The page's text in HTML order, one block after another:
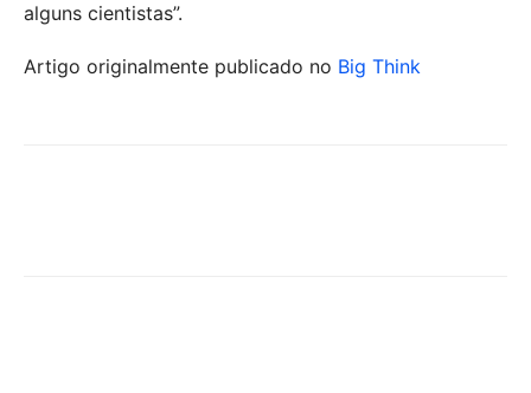
alguns cientistas”.
Artigo originalmente publicado no Big Think